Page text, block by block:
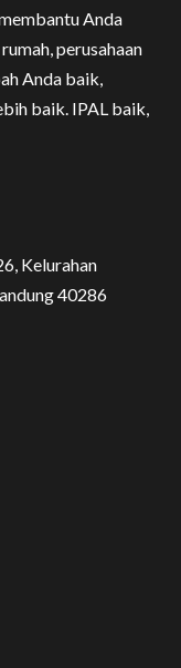
Anda
perusahaan
Anda baik,
baik. IPAL baik,
Kelurahan
40286